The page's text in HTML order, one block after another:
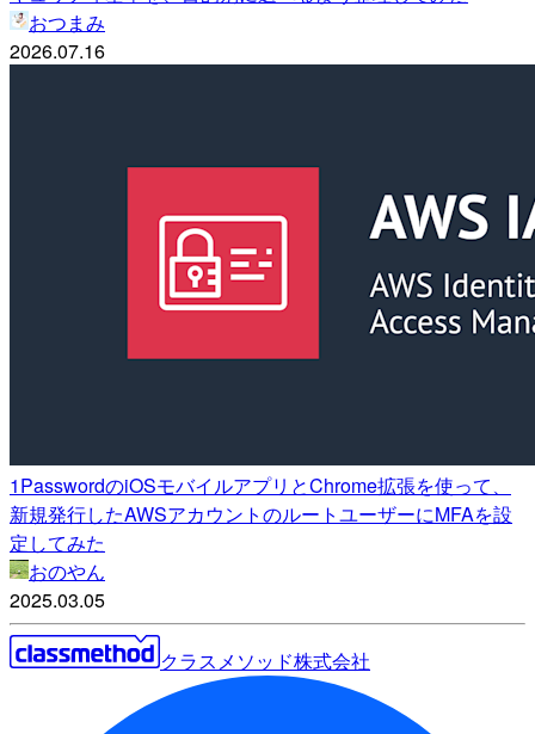
おつまみ
2026.07.16
1PasswordのiOSモバイルアプリとChrome拡張を使って、
新規発行したAWSアカウントのルートユーザーにMFAを設
定してみた
おのやん
2025.03.05
クラスメソッド株式会社